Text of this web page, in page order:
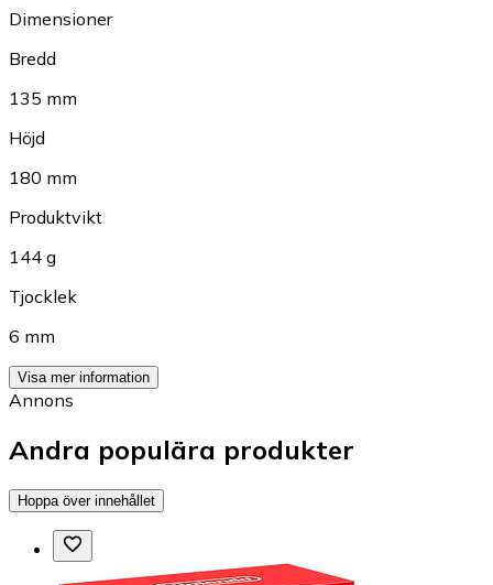
Dimensioner
Bredd
135 mm
Höjd
180 mm
Produktvikt
144 g
Tjocklek
6 mm
Visa mer information
Annons
Andra populära produkter
Hoppa över innehållet